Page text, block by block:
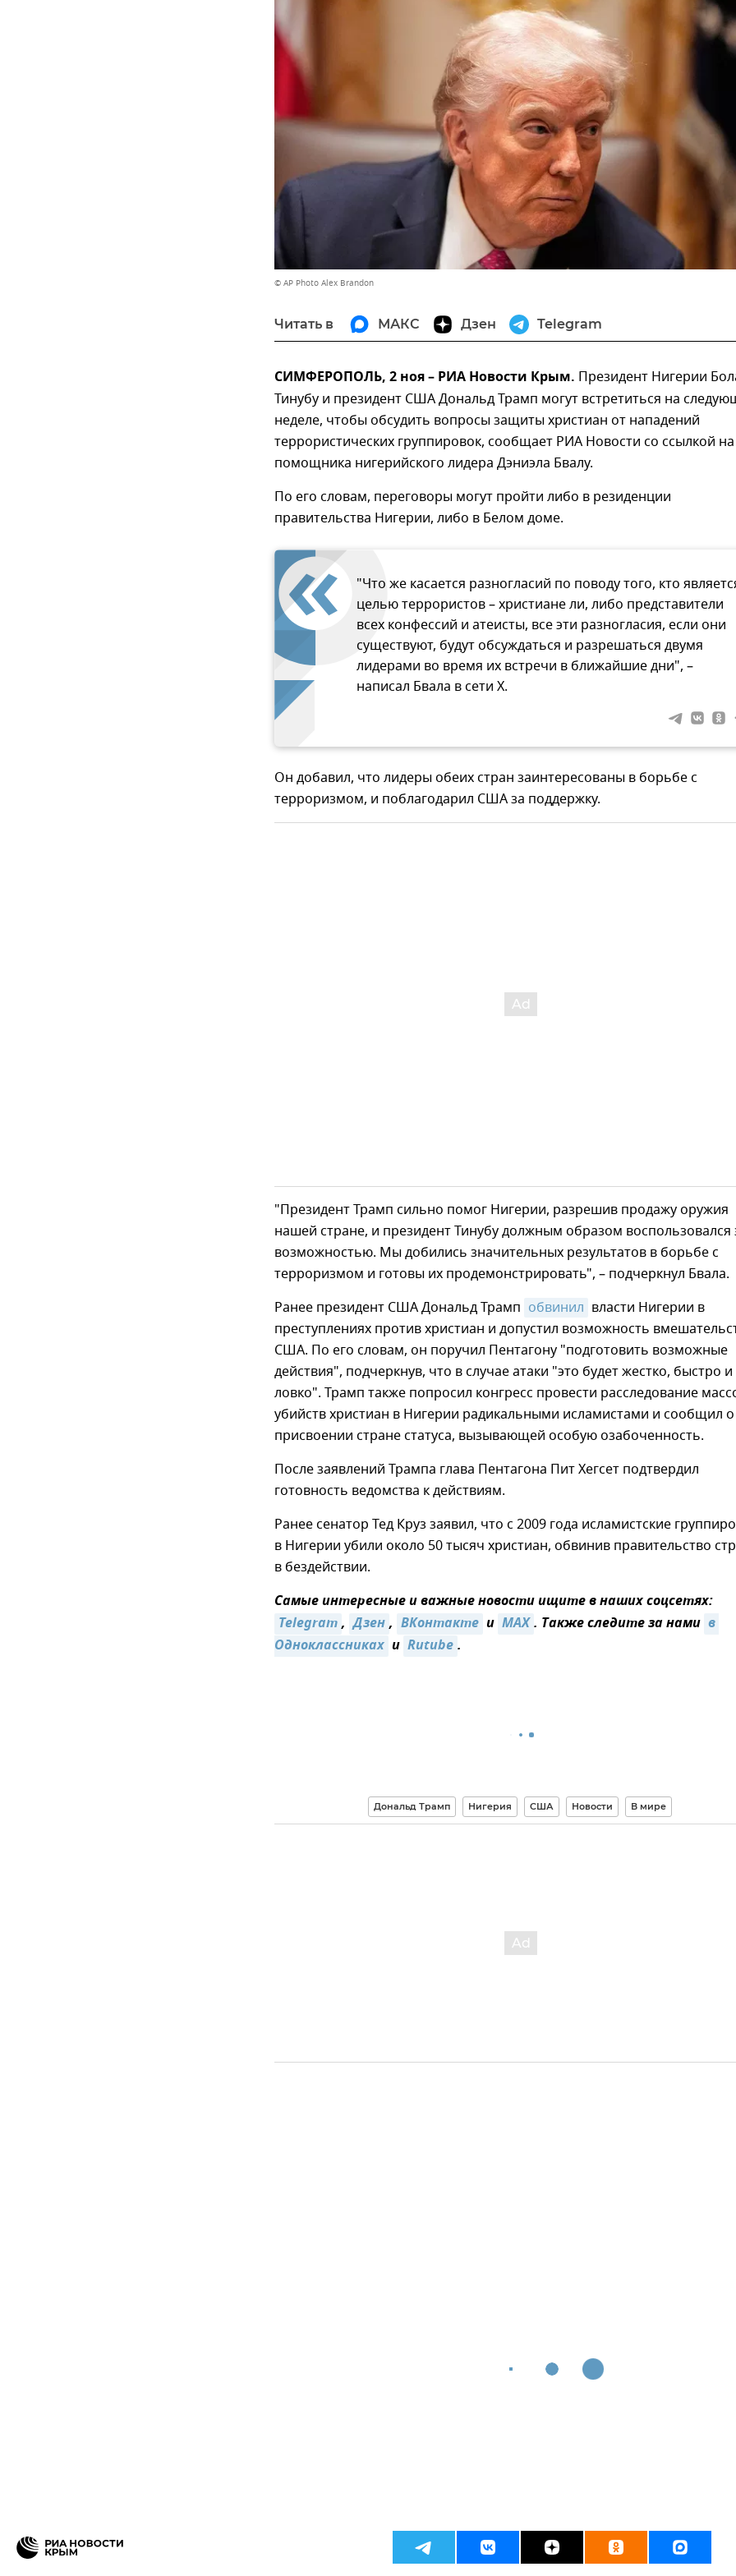
© AP Photo Alex Brandon
Читать в МАКС Дзен Telegram
СИМФЕРОПОЛЬ, 2 ноя – РИА Новости Крым. Президент Нигерии
Тинубу и президент США Дональд Трамп могут встретиться на
неделе, чтобы обсудить вопросы защиты христиан от нападений
террористических группировок, сообщает РИА Новости со ссылкой на
помощника нигерийского лидера Дэниэла Бвалу.
По его словам, переговоры могут пройти либо в резиденции
правительства Нигерии, либо в Белом доме.
"Что же касается разногласий по поводу того, кто
целью террористов – христиане ли, либо представители
всех конфессий и атеисты, все эти разногласия, если они
существуют, будут обсуждаться и разрешаться двумя
лидерами во время их встречи в ближайшие дни", –
написал Бвала в сети X.
Он добавил, что лидеры обеих стран заинтересованы в борьбе с
терроризмом, и поблагодарил США за поддержку.
"Президент Трамп сильно помог Нигерии, разрешив продажу оружия
нашей стране, и президент Тинубу должным образом воспользовался
возможностью. Мы добились значительных результатов в борьбе с
терроризмом и готовы их продемонстрировать", – подчеркнул Бвала.
Ранее президент США Дональд Трамп обвинил власти Нигерии в
преступлениях против христиан и допустил возможность
США. По его словам, он поручил Пентагону "подготовить возможные
действия", подчеркнув, что в случае атаки "это будет жестко, быстро и
ловко". Трамп также попросил конгресс провести расследование
убийств христиан в Нигерии радикальными исламистами и сообщил о
присвоении стране статуса, вызывающей особую озабоченность.
После заявлений Трампа глава Пентагона Пит Хегсет подтвердил
готовность ведомства к действиям.
Ранее сенатор Тед Круз заявил, что с 2009 года исламистские
в Нигерии убили около 50 тысяч христиан, обвинив правительство
в бездействии.
Самые интересные и важные новости ищите в наших соцсетях:
Telegram, Дзен, ВКонтакте и MAX. Также следите за нами в
Одноклассниках и Rutube.
Дональд Трамп Нигерия США Новости В мире